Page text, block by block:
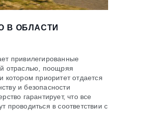
В ОБЛАСТИ
привилегированные
отраслью, поощряя
котором приоритет отдается
и безопасности
гарантирует, что все
проводиться в соответствии с